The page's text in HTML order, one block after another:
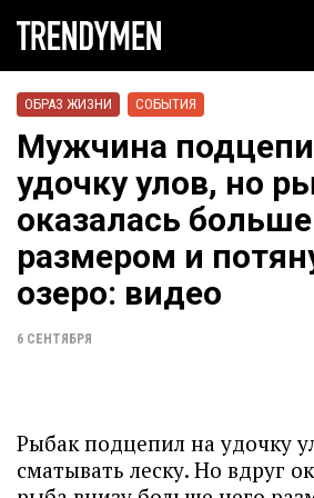
ОБРАЗ ЖИЗНИ СОБЫТИЯ
Мужчина
удочку улов, но
оказалась
размером и
озеро: видео
6 СЕНТЯБРЯ
Рыбак подцепил на удочку
сматывать леску. Но вдруг